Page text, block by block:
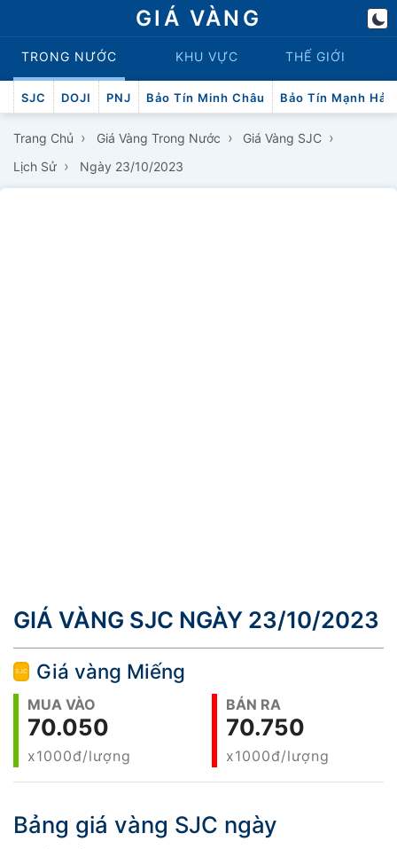
GIÁ VÀNG
TRONG NƯỚC KHU VỰC THẾ GIỚI
SJC DOJI PNJ Bảo Tín Minh Châu Bảo Tín Mạnh Hải
Trang Chủ › Giá Vàng Trong Nước › Giá Vàng SJC ›
Lịch Sử › Ngày 23/10/2023
GIÁ VÀNG SJC NGÀY 23/10/2023
Giá vàng Miếng
MUA VÀO
70.050
x1000đ/lượng
BÁN RA
70.750
x1000đ/lượng
Bảng giá vàng SJC ngày